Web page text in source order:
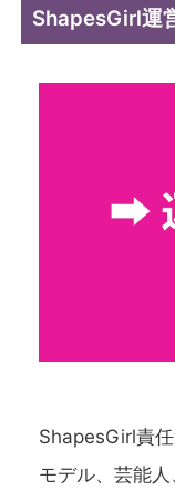
ShapesGirl運
ShapesGirl責
モデル、芸能人